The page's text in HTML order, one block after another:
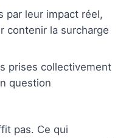
par leur impact réel,
contenir la surcharge
prises collectivement
question
pas. Ce qui